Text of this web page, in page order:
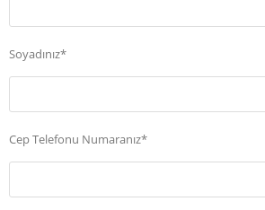
Soyadınız*
Cep Telefonu Numaranız*